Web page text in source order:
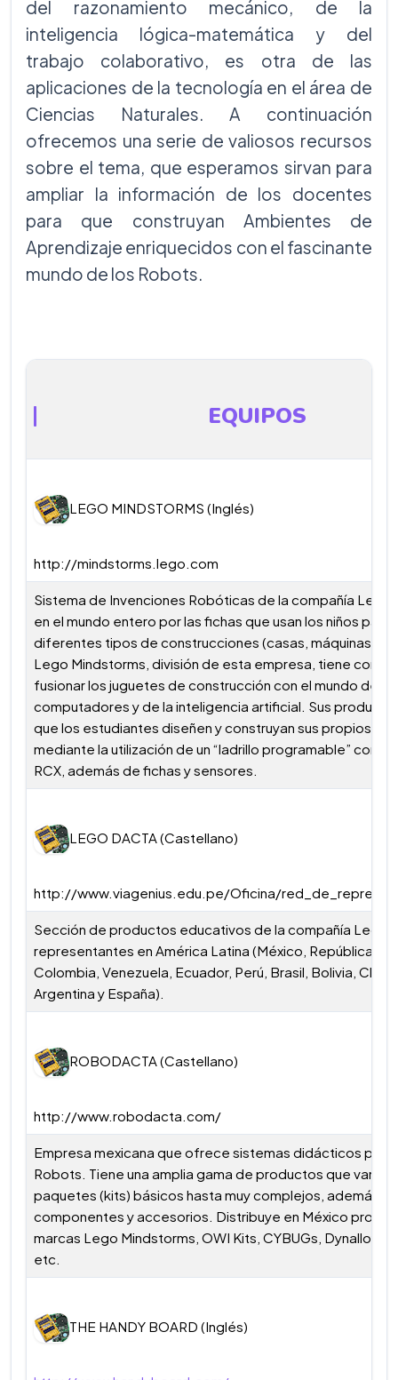
del razonamiento mecánico, de la
inteligencia lógica-matemática y del
trabajo colaborativo, es otra de las
aplicaciones de la tecnología en el área de
Ciencias Naturales. A continuación
ofrecemos una serie de valiosos recursos
sobre el tema, que esperamos sirvan para
ampliar la información de los docentes
para que construyan Ambientes de
Aprendizaje enriquecidos con el fascinante
mundo de los Robots.
EQUIPOS
LEGO MINDSTORMS (Inglés)
http://mindstorms.lego.com
Sistema de Invenciones Robóticas de la compañía
en el mundo entero por las fichas que usan los niños para
diferentes tipos de construcciones (casas, máquinas,
Lego Mindstorms, división de esta empresa, tiene como
fusionar los juguetes de construcción con el mundo de
computadores y de la inteligencia artificial. Sus
que los estudiantes diseñen y construyan sus propios
mediante la utilización de un “ladrillo programable”
RCX, además de fichas y sensores.
LEGO DACTA (Castellano)
http://www.viagenius.edu.pe/Oficina/
Sección de productos educativos de la compañía Lego.
representantes en América Latina (México, República
Colombia, Venezuela, Ecuador, Perú, Brasil, Bolivia, Chile,
Argentina y España).
ROBODACTA (Castellano)
http://www.robodacta.com/
Empresa mexicana que ofrece sistemas didácticos para
Robots. Tiene una amplia gama de productos que van
paquetes (kits) básicos hasta muy complejos, además
componentes y accesorios. Distribuye en México
marcas Lego Mindstorms, OWI Kits, CYBUGs, Dynalloy,
etc.
THE HANDY BOARD (Inglés)